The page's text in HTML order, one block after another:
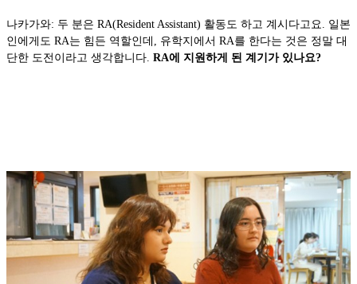
나카가와: 두 분은 RA(Resident Assistant) 활동도 하고 계시다고요. 일본
인에게도 RA는 힘든 역할인데, 유학지에서 RA를 한다는 것은 정말 대
단한 도전이라고 생각합니다. RA에 지원하게 된 계기가 있나요?